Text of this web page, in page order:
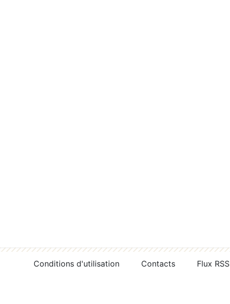
Conditions d'utilisation Contacts Flux RSS